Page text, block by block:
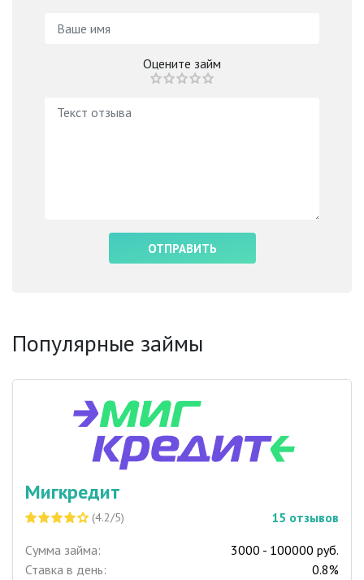
Оцените займ
Популярные займы
Мигкредит
(4.2/5) 15 отзывов
Сумма займа:
3000 - 100000 руб.
Ставка в день:
0.8%